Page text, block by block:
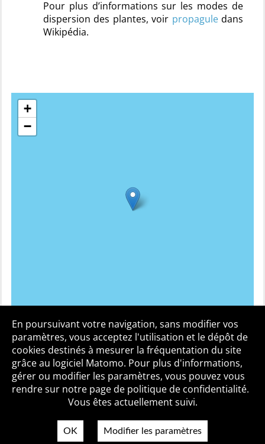
Pour plus d’informations sur les modes de
dispersion des plantes, voir propaguledans
Wikipédia.
+
−
Leaflet| Map data ©OpenStreetMapcontributors,CC-BY-SA, Imagery ©Mapbox
Qui sommes-nous ? Mentions légales
Accessibilité
Politique de confidentialité
Contact
En poursuivant votre navigation, sans modifier vos
paramètres, vous acceptez l'utilisation et le dépôt de
cookies destinés à mesurer la fréquentation du site
grâce au logiciel Matomo. Pour plus d'informations,
gérer ou modifier les paramètres, vous pouvez vous
rendre sur notre page de politique de confidentialité.
Vous êtes actuellement suivi.
OK Modifier les paramètres